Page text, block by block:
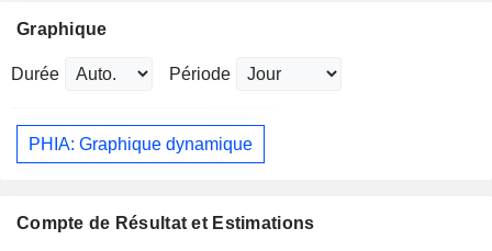
Graphique
Durée Période
PHIA: Graphique dynamique
Compte de Résultat et Estimations